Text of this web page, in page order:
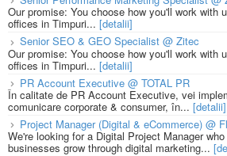
Our promise: You choose how you'll work with
offices in Timpuri... [detalii]
Senior SEO & GEO Specialist @ Zitec
Our promise: You choose how you'll work with
offices in Timpuri... [detalii]
PR Account Executive @ TOTAL PR
În calitate de PR Account Executive, vei
comunicare corporate & consumer, în... [detalii]
Project Manager (Digital & eCommerce) @
We're looking for a Digital Project Manager
businesses grow through digital marketing...